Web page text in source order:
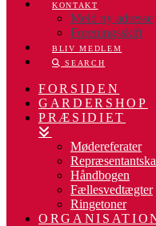
KONTAKT
Meld ny adresse
Foreningsskift
BLIV MEDLEM
SEARCH
FORSIDEN
GARDERSHOP
PRÆSIDIET
Mødereferater
Håndbogen
Fællesvedtægter
Ringetoner